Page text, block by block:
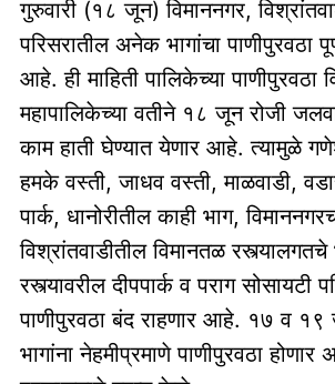
गुरुवारी (१८ जून) विमाननगर,
परिसरातील अनेक भागांचा पाणीपुरवठा
आहे. ही माहिती पालिकेच्या पाणीपुरवठा
महापालिकेच्या वतीने १८ जून रोजी
काम हाती घेण्यात येणार आहे. त्यामुळे
हमके वस्ती, जाधव वस्ती, माळवाडी,
पार्क, धानोरीतील काही भाग,
विश्रांतवाडीतील विमानतळ
रस्त्यावरील दीपपार्क व पराग सोसायटी
पाणीपुरवठा बंद राहणार आहे. १७ व १९
भागांना नेहमीप्रमाणे पाणीपुरवठा होणार